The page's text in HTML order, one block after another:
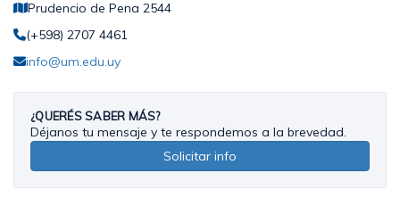
Prudencio de Pena 2544
(+598) 2707 4461
info@um.edu.uy
¿QUERÉS SABER MÁS?
Déjanos tu mensaje y te respondemos a la brevedad.
Solicitar info